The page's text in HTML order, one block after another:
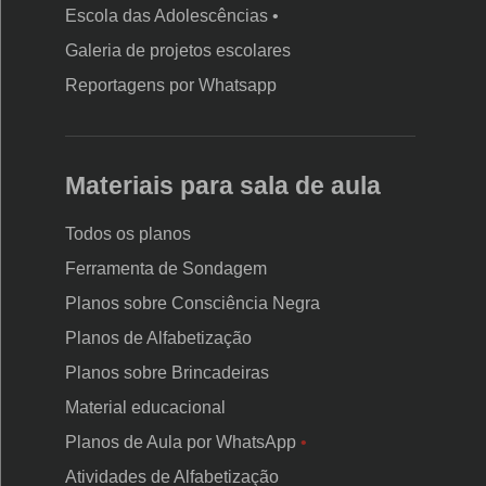
questões cujas respostas não possam ser encontradas
prontas com facilidade na internet.
Nesse sentido, trabalhar com a produção de textos,
escritos ou orais, dá uma visão mais ampla do aprendizado
do aluno em Língua Portuguesa.
De maneira prática, Vanessa trabalhou no Google Drive
com a produção de texto em documento compartilhado
entre os alunos. Lá eles escreviam suas produções e a
professora verificava como eles trabalhavam com leitura,
análise de imagem e regras gramaticais.
Escola das Adolescências •
Galeria de projetos escolares
Reportagens por Whatsapp
Materiais para sala de aula
Todos os planos
Ferramenta de Sondagem
Planos sobre Consciência Negra
Planos de Alfabetização
Planos sobre Brincadeiras
Material educacional
Planos de Aula por WhatsApp•
Atividades de Alfabetização